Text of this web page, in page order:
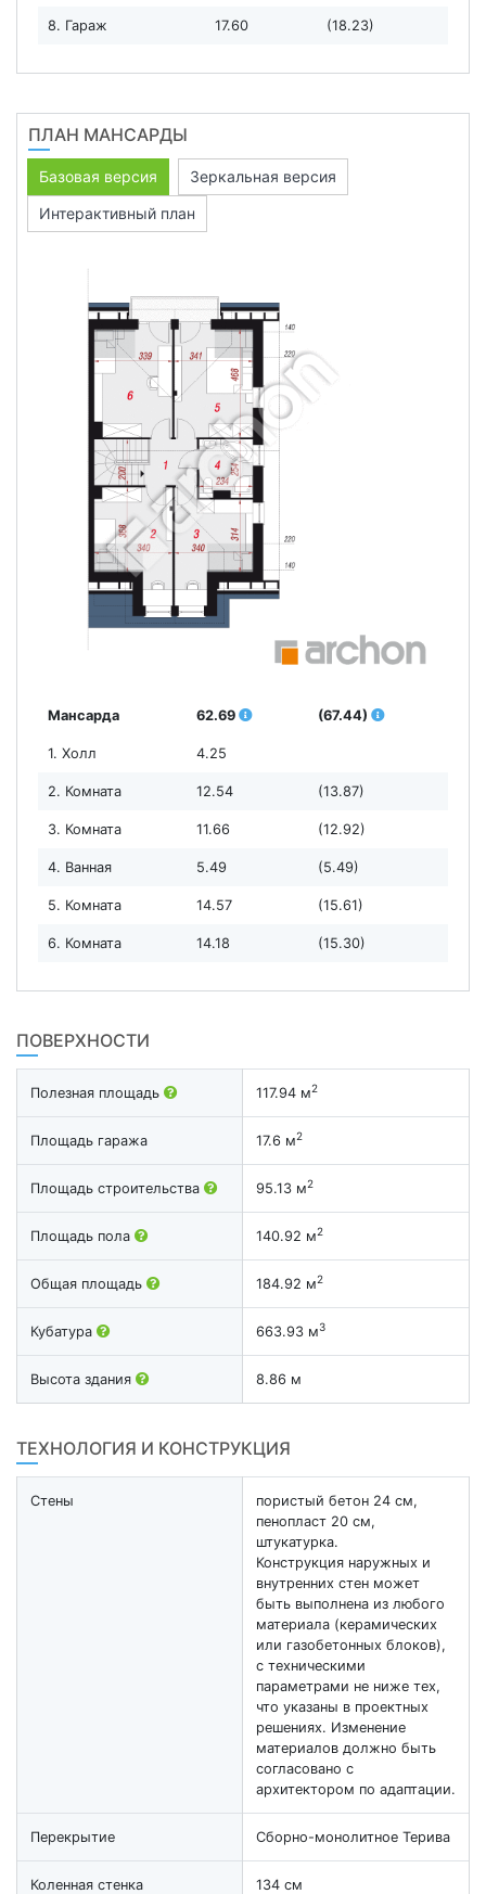
8. Гараж 17.60 (18.23)
ПЛАН МАНСАРДЫ
Базовая версия
Зеркальная версия
Интерактивный план
Мансарда 62.69 (67.44)
1. Холл 4.25
2. Комната 12.54 (13.87)
3. Комната 11.66 (12.92)
4. Ванная 5.49 (5.49)
5. Комната 14.57 (15.61)
6. Комната 14.18 (15.30)
ПОВЕРХНОСТИ
Полезная площадь 117.94 м2
Площадь гаража 17.6 м2
Площадь строительства 95.13 м2
Площадь пола 140.92 м2
Общая площадь 184.92 м2
Кубатура 663.93 м3
Высота здания 8.86 м
ТЕХНОЛОГИЯ И КОНСТРУКЦИЯ
Стены
пористый бетон 24 см,
пенопласт 20 см,
штукатурка.
Конструкция наружных и
внутренних стен может
быть выполнена из любого
материала (керамических
или газобетонных блоков),
с техническими
параметрами не ниже тех,
что указаны в проектных
решениях. Изменение
материалов должно быть
согласовано с
архитектором по адаптации.
Перекрытие Cборно-монолитное Терива
Коленная стенка 134 см